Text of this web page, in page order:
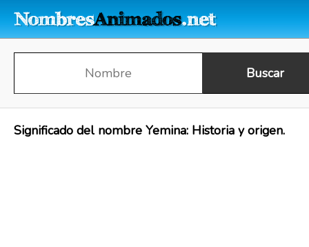
Significado del nombre Yemina: Historia y origen.